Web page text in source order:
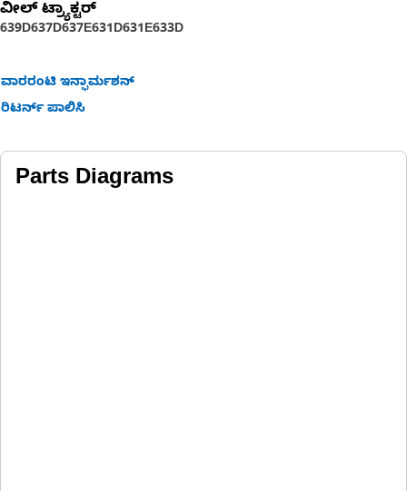
ವೀಲ್ ಟ್ರ್ಯಾಕ್ಟರ್‌
639D637D637E631D631E633D
ವಾರರಂಟಿ ಇನ್ಫಾರ್ಮಶನ್
ರಿಟರ್ನ್ ಪಾಲಿಸಿ
Parts Diagrams